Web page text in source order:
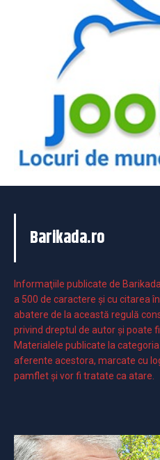
Barikada.ro
Informaţiile publicate de
a 500 de caractere şi cu citarea
abatere de la această regulă
privind dreptul de autor și poate
Materialele publicate la
aferente acestora, marcate cu
pamflet și vor fi tratate ca atare.